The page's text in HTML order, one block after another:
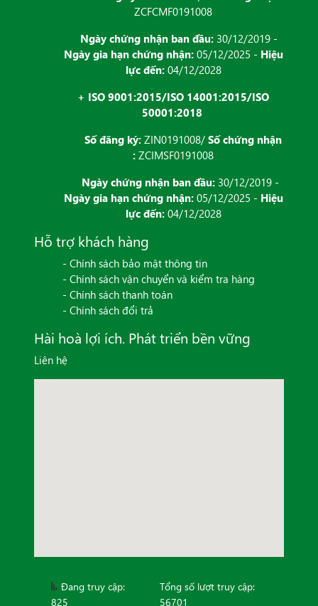
ZCFCMF0191008
Ngày chứng nhận ban đầu: 30/12/2019 -
Ngày gia hạn chứng nhận:05/12/2025 - Hiệu
lực đến:04/12/2028
+ ISO 9001:2015/ISO 14001:2015/ISO
50001:2018
Số đăng ký: ZIN0191008/ Số chứng nhận
: ZCIMSF0191008
Ngày chứng nhận ban đầu: 30/12/2019 -
Ngày gia hạn chứng nhận:05/12/2025 - Hiệu
lực đến:04/12/2028
Hỗ trợ khách hàng
- Chính sách bảo mật thông tin
- Chính sách vận chuyển và kiểm tra hàng
- Chính sách thanh toán
- Chính sách đổi trả
Hài hoà lợi ích. Phát triển bền vững
Liên hệ
Đang truy cập:
825
Tổng số lượt truy cập:
56701